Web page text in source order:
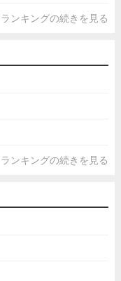
ランキングの続きを見る
ランキングの続きを見る